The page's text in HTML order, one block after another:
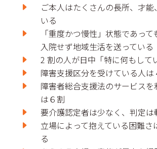
ご本⼈はたくさんの⻑所、才能
いる
「重度かつ慢性」状態であっ
入院せず地域生活を送っている
2 割の⼈が日中「特に何もして
障害支援区分を受けている⼈
障害者総合支援法のサービスを
は６割
要介護認定者は少なく、判定は
立場によって抱えている困難さ
る